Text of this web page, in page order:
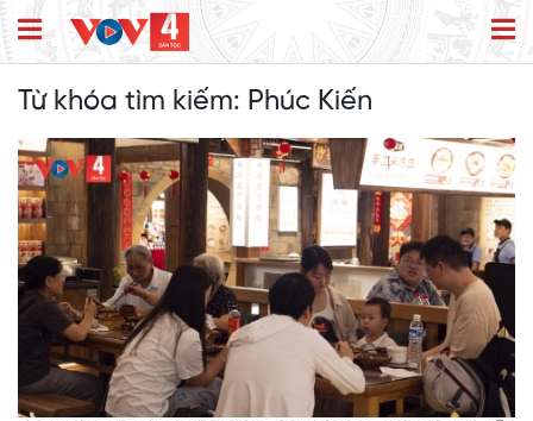
Từ khóa tìm kiếm: Phúc Kiến